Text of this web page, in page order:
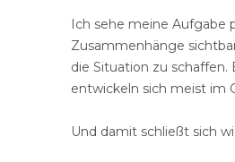
Ich sehe meine Aufgabe
Zusammenhänge
die Situation zu
entwickeln sich meist im
Und damit schließt sich